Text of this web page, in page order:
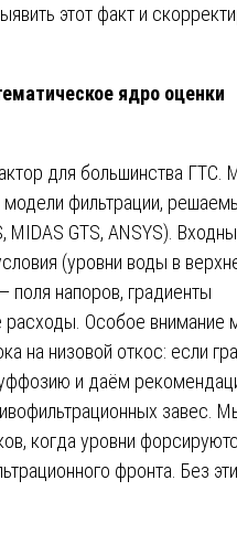
этот факт и
ядро оценки
для большинства ГТС.
фильтрации,
GTS, ANSYS).
(уровни воды в
напоров, градиенты
расходы. Особое внимание
на низовой откос: если
и даём
завес.
когда уровни
фронта. Без